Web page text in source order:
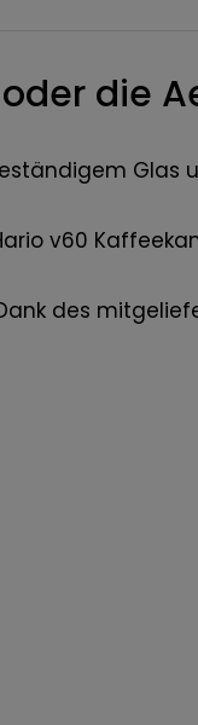
die
v60
des